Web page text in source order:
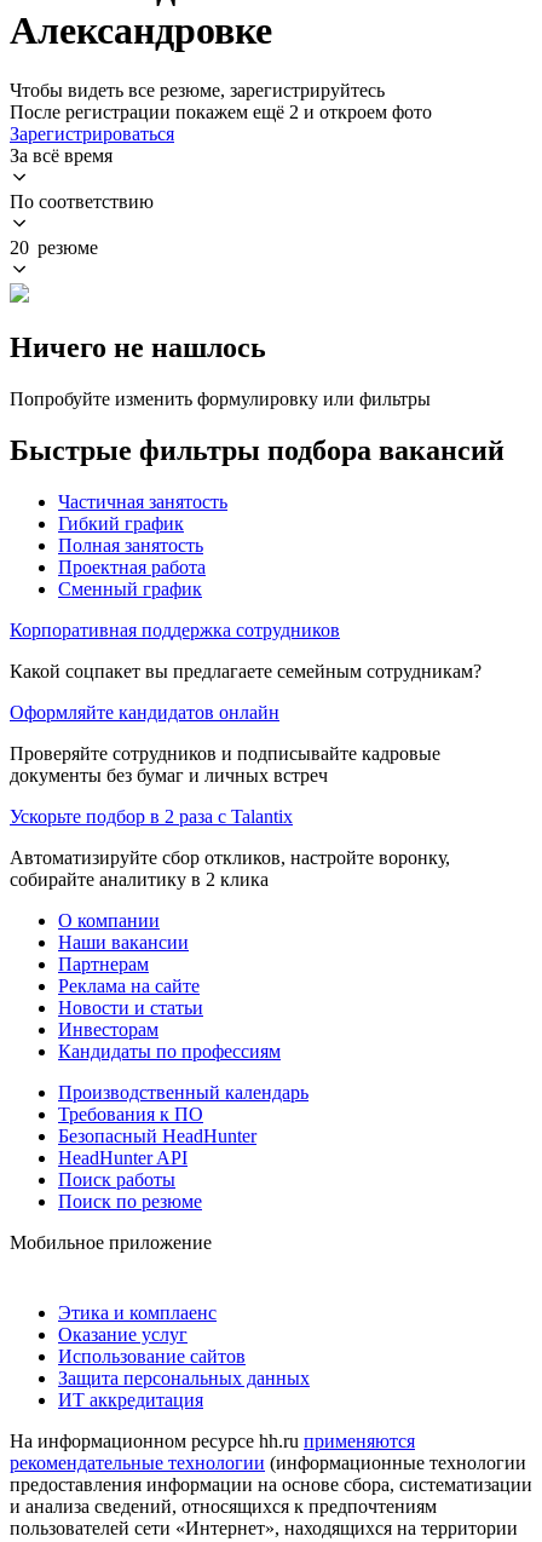
Александровке
Чтобы видеть все резюме, зарегистрируйтесь
После регистрации покажем ещё 2 и откроем фото
Зарегистрироваться
За всё время
По соответствию
20 резюме
Ничего не нашлось
Попробуйте изменить формулировку или фильтры
Быстрые фильтры подбора вакансий
Частичная занятость
Гибкий график
Полная занятость
Проектная работа
Сменный график
Корпоративная поддержка сотрудников
Какой соцпакет вы предлагаете семейным сотрудникам?
Оформляйте кандидатов онлайн
Проверяйте сотрудников и подписывайте кадровые
документы без бумаг и личных встреч
Ускорьте подбор в 2 раза с Talantix
Автоматизируйте сбор откликов, настройте воронку,
собирайте аналитику в 2 клика
О компании
Наши вакансии
Партнерам
Реклама на сайте
Новости и статьи
Инвесторам
Кандидаты по профессиям
Производственный календарь
Требования к ПО
Безопасный HeadHunter
HeadHunter API
Поиск работы
Поиск по резюме
Мобильное приложение
Этика и комплаенс
Оказание услуг
Использование сайтов
Защита персональных данных
ИТ аккредитация
На информационном ресурсе hh.ru применяются
рекомендательные технологии (информационные технологии
предоставления информации на основе сбора, систематизации
и анализа сведений, относящихся к предпочтениям
пользователей сети «Интернет», находящихся на территории